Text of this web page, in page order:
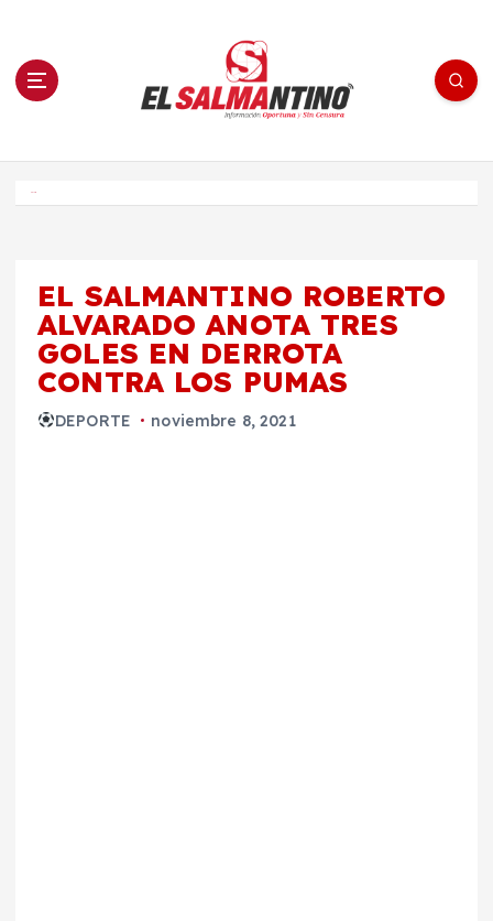
n El Salmantino - medios/noticias/editorial
EL SALMANTINO ROBERTO
ALVARADO ANOTA TRES
GOLES EN DERROTA
CONTRA LOS PUMAS
DEPORTE noviembre 8, 2021